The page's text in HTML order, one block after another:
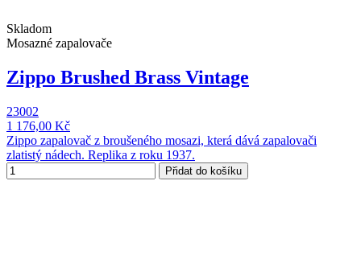
Skladom
Mosazné zapalovače
Zippo Brushed Brass Vintage
23002
1 176,00 Kč
Zippo zapalovač z broušeného mosazi, která dává zapalovači
zlatistý nádech. Replika z roku 1937.
Přidat do košíku